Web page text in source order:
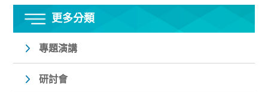
更多分類
專題演講
研討會